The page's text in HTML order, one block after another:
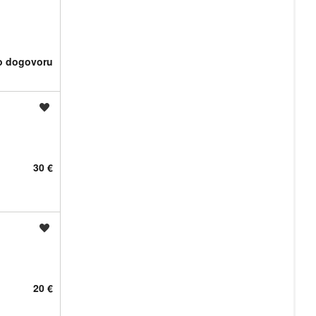
dogovoru
30 €
20 €